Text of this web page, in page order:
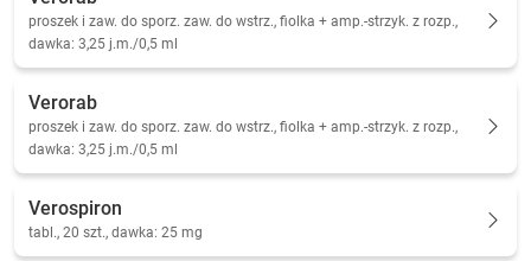
proszek i zaw. do sporz. zaw. do wstrz., fiolka + amp.-strzyk. z rozp.,
dawka: 3,25 j.m./0,5 ml
Verorab
proszek i zaw. do sporz. zaw. do wstrz., fiolka + amp.-strzyk. z rozp.,
dawka: 3,25 j.m./0,5 ml
Verospiron
tabl., 20 szt., dawka: 25 mg